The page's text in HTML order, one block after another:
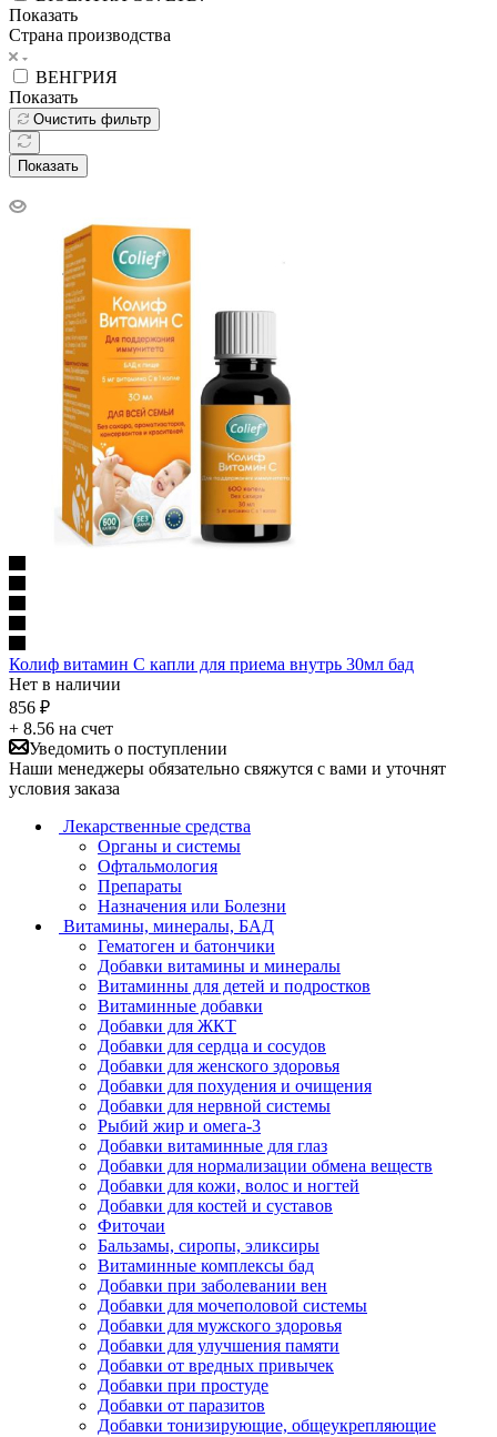
Показать
Страна производства
ВЕНГРИЯ
Показать
Очистить фильтр
Показать
Колиф витамин С капли для приема внутрь 30мл бад
Нет в наличии
856 ₽
+ 8.56 на счет
Уведомить о поступлении
Наши менеджеры обязательно свяжутся с вами и уточнят
условия заказа
Лекарственные средства
Органы и системы
Офтальмология
Препараты
Назначения или Болезни
Витамины, минералы, БАД
Гематоген и батончики
Добавки витамины и минералы
Витаминны для детей и подростков
Витаминные добавки
Добавки для ЖКТ
Добавки для сердца и сосудов
Добавки для женского здоровья
Добавки для похудения и очищения
Добавки для нервной системы
Рыбий жир и омега-3
Добавки витаминные для глаз
Добавки для нормализации обмена веществ
Добавки для кожи, волос и ногтей
Добавки для костей и суставов
Фиточаи
Бальзамы, сиропы, эликсиры
Витаминные комплексы бад
Добавки при заболевании вен
Добавки для мочеполовой системы
Добавки для мужского здоровья
Добавки для улучшения памяти
Добавки от вредных привычек
Добавки при простуде
Добавки от паразитов
Добавки тонизирующие, общеукрепляющие